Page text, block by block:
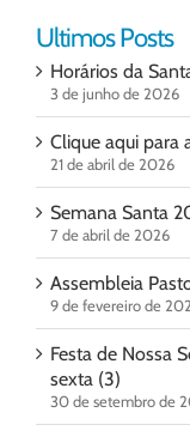
Ultimos Posts
Horários da
3 de junho de 2026
Clique aqui para
21 de abril de 2026
Semana Santa
7 de abril de 2026
Assembleia
9 de fevereiro de
Festa de Nossa
sexta (3)
30 de setembro de